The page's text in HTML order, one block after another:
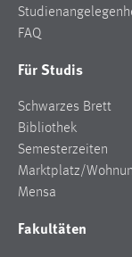
FAQ
Für Studis
Schwarzes Brett
Bibliothek
Semesterzeiten
Marktplatz/
Mensa
Fakultäten
_pk_ref,
Max. 13
MARKETING
verwendet,